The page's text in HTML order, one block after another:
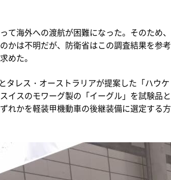
海外への渡航が困難になった。そのため、
かは不明だが、防衛省はこの調査結果を参考
めた。
レス・オーストラリアが提案した「ハウケ
イスのモワーグ製の「イーグル」を試験品と
れかを軽装甲機動車の後継装備に選定する方